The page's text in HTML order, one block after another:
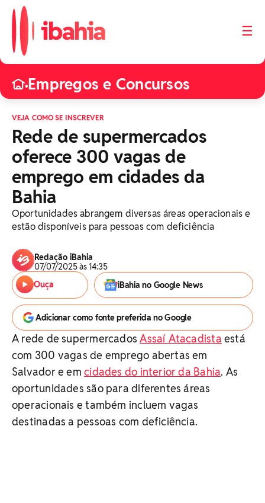
☰
•Empregos e Concursos
VEJA COMO SE INSCREVER
Rede de supermercados
oferece 300 vagas de
emprego em cidades da
Bahia
Oportunidades abrangem diversas áreas operacionais e
estão disponíveis para pessoas com deficiência
Redação iBahia
07/07/2025 às 14:35
Ouça
iBahia no Google News
Adicionar como fonte preferida no Google
A rede de supermercadosAssaí Atacadista está
com 300 vagas de emprego abertas em
Salvador e emcidades do interior da Bahia. As
oportunidades são para diferentes áreas
operacionais e também incluem vagas
destinadas a pessoas com deficiência.